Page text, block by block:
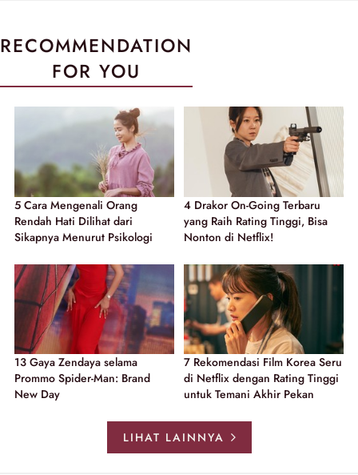
RECOMMENDATION
FOR YOU
5 Cara Mengenali Orang
Rendah Hati Dilihat dari
Sikapnya Menurut Psikologi
4 Drakor On-Going Terbaru
yang Raih Rating Tinggi, Bisa
Nonton di Netflix!
13 Gaya Zendaya selama
Prommo Spider-Man: Brand
New Day
7 Rekomendasi Film Korea Seru
di Netflix dengan Rating Tinggi
untuk Temani Akhir Pekan
LIHAT LAINNYA